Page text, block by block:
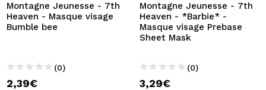
Montagne Jeunesse - 7th
Heaven - Masque visage
Bumble bee
(0)
2,39€
Montagne Jeunesse - 7th
Heaven - *Barbie* -
Masque visage Prebase
Sheet Mask
(0)
3,29€